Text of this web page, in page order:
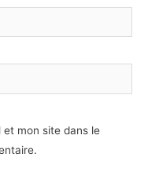
et mon site dans le